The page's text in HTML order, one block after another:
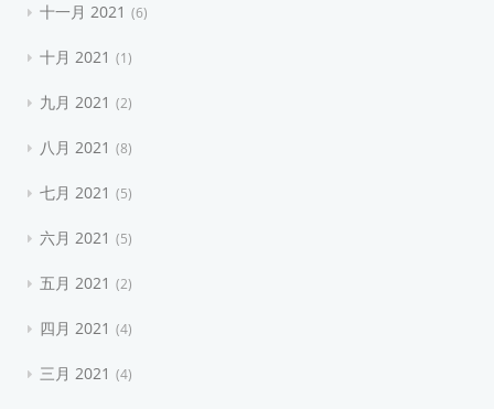
十一月 2021 6
十月 2021 1
九月 2021 2
八月 2021 8
七月 2021 5
六月 2021 5
五月 2021 2
四月 2021 4
三月 2021 4